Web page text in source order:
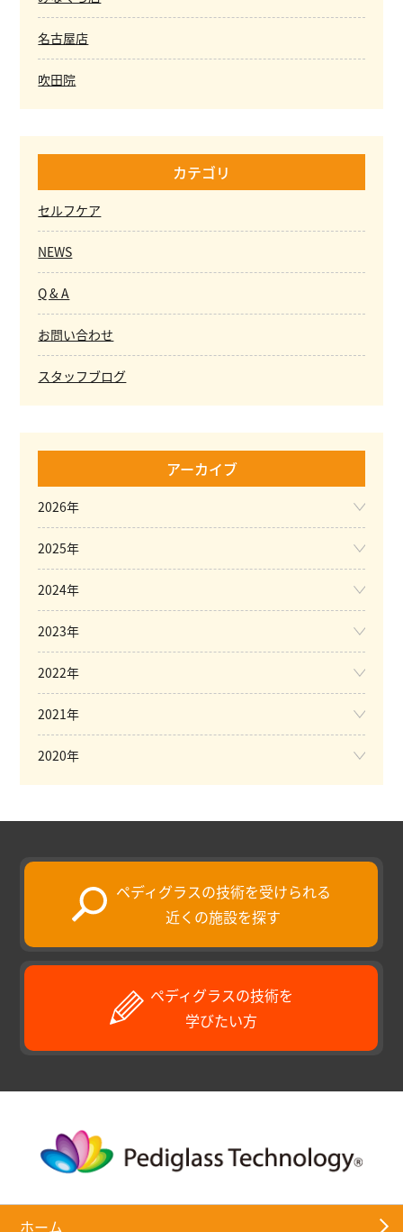
名古屋店
吹田院
カテゴリ
セルフケア
NEWS
Q & A
お問い合わせ
スタッフブログ
アーカイブ
2026年
2025年
2024年
2023年
2022年
2021年
2020年
ペディグラスの技術を受けられる
近くの施設を探す
ペディグラスの技術を
学びたい方
ホーム